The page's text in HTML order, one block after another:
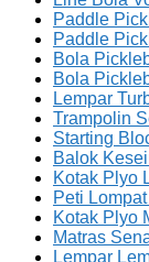
Paddle
Paddle
Bola
Bola
Lempar
Trampolin
Starting
Balok
Kotak Plyo
Peti
Kotak Plyo
Matras
Lempar